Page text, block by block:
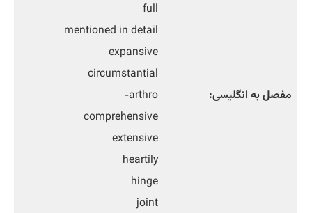
مفصل به انگلیسی:
full
mentioned in detail
expansive
circumstantial
arthro-
comprehensive
extensive
heartily
hinge
joint